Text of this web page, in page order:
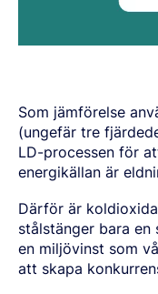
Som jämförelse
(ungefär tre
LD-processen för
energikällan är
Därför är
stålstänger bara
en miljövinst som
att skapa